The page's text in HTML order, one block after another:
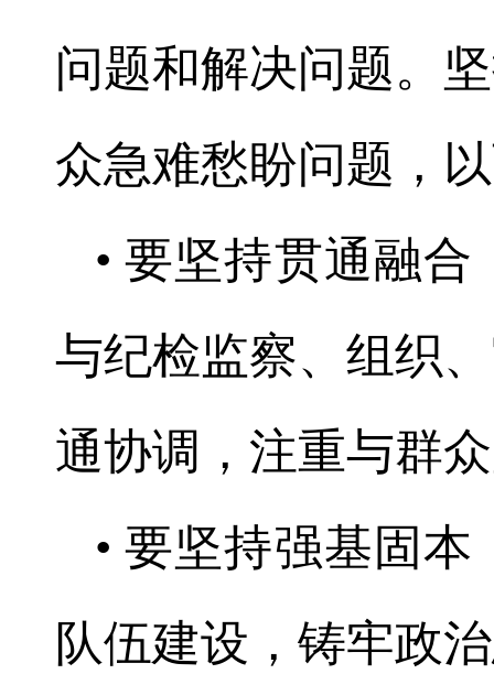
问题和解决问题。
众急难愁盼问题，
• 要坚持贯通融
与纪检监察、组织
通协调，注重与群
• 要坚持强基固
队伍建设，铸牢政